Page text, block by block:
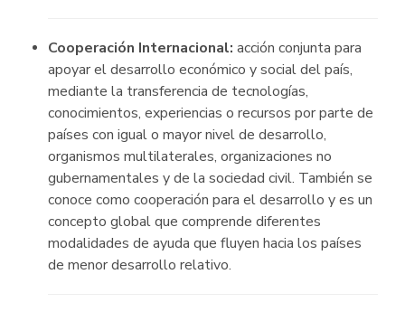
Cooperación Internacional: acción conjunta para
apoyar el desarrollo económico y social del país,
mediante la transferencia de tecnologías,
conocimientos, experiencias o recursos por parte de
países con igual o mayor nivel de desarrollo,
organismos multilaterales, organizaciones no
gubernamentales y de la sociedad civil. También se
conoce como cooperación para el desarrollo y es un
concepto global que comprende diferentes
modalidades de ayuda que fluyen hacia los países
de menor desarrollo relativo.